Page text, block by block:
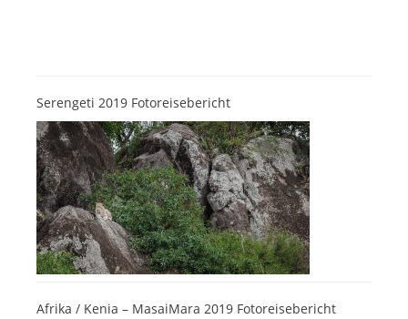
Serengeti 2019 Fotoreisebericht
Afrika / Kenia – MasaiMara 2019 Fotoreisebericht